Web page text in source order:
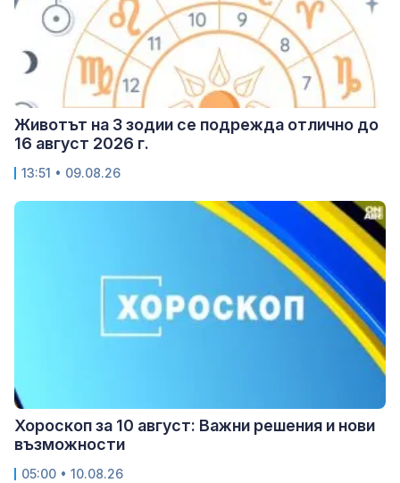
Животът на 3 зодии се подрежда отлично до
16 август 2026 г.
13:51 • 09.08.26
Хороскоп за 10 август: Важни решения и нови
възможности
05:00 • 10.08.26